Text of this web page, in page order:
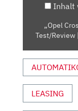
TEST/REVIEW
AUTO
MOTOR
SPORT“
VON
Inhalt
„Opel
Test/Review
LEASING